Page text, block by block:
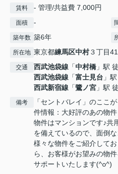
賃料 - 管理/共益費 7,000円
面積 -
築年数 築6年
所在地 東京都練馬区中村３丁目
交通 西武池袋線 「中村橋 」駅
西武池袋線 「富士見台 」
西武新宿線 「鷺ノ宮 」駅
備考
「セントバレイ」のここ
件情報：大好評のあの物
物件はマンションです♪共
を備えているので、面倒
様々な物件をご紹介して
ら、お客様がお望みの物
サポートいたします(^o^)